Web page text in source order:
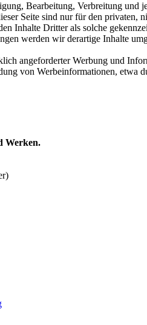
Bearbeitung, Verbreitung und
Seite sind nur für den privaten,
Inhalte Dritter als solche
werden wir derartige Inhalte
angeforderter Werbung und
von Werbeinformationen, etwa
Werken.